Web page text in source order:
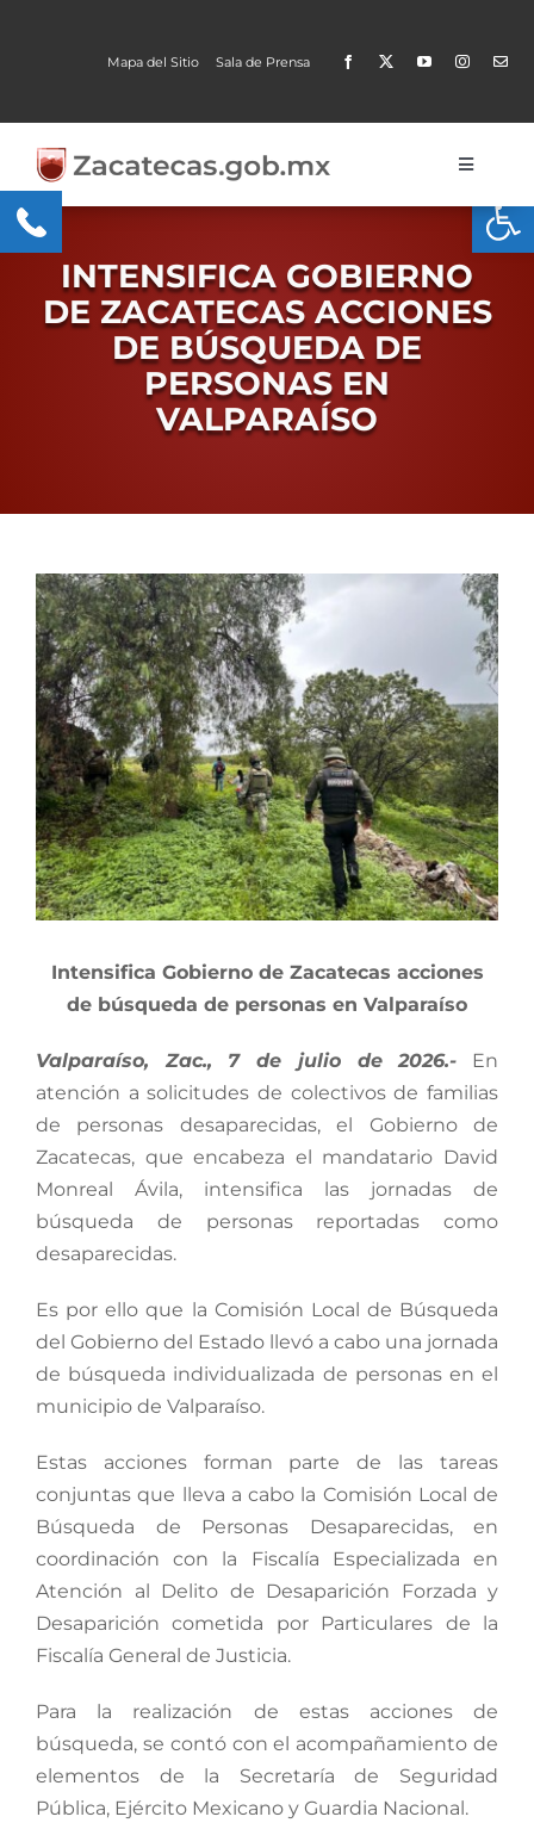
Mapa del Sitio Sala de Prensa
Toggle
Trámites y Servicios
Transparencia
MOBI
Proceso Electoral Poder Judicial
INTENSIFICA GOBIERNO
DE ZACATECAS ACCIONES
DE BÚSQUEDA DE
PERSONAS EN
VALPARAÍSO
View
Larger
Image
Intensifica Gobierno de Zacatecas acciones
de búsqueda de personas en Valparaíso
Valparaíso, Zac., 7 de julio de 2026.- En
atención a solicitudes de colectivos de familias
de personas desaparecidas, el Gobierno de
Zacatecas, que encabeza el mandatario David
Monreal Ávila, intensifica las jornadas de
búsqueda de personas reportadas como
desaparecidas.
Es por ello que la Comisión Local de Búsqueda
del Gobierno del Estado llevó a cabo una jornada
de búsqueda individualizada de personas en el
municipio de Valparaíso.
Estas acciones forman parte de las tareas
conjuntas que lleva a cabo la Comisión Local de
Búsqueda de Personas Desaparecidas, en
coordinación con la Fiscalía Especializada en
Atención al Delito de Desaparición Forzada y
Desaparición cometida por Particulares de la
Fiscalía General de Justicia.
Para la realización de estas acciones de
búsqueda, se contó con el acompañamiento de
elementos de la Secretaría de Seguridad
Pública, Ejército Mexicano y Guardia Nacional.